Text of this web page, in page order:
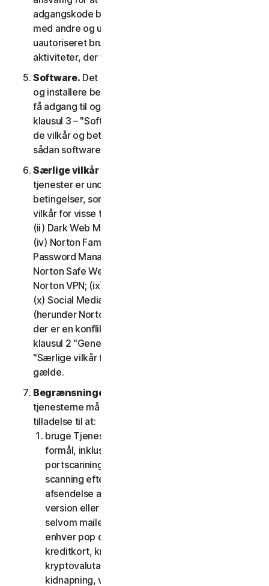
adgangskode beskyttes. Del ikke disse oplysninger
med andre og underret os med det samme om
uautoriseret brug. Du er ansvarlig for alle
aktiviteter, der finder sted på din konto.
Software. Det kan være nødvendigt at downloade
og installere bestemt software på en enhed for at
få adgang til og for at bruge visse tjenester. Se
klausul 3 – "Softwarelicensvilkår" i denne LSA for
de vilkår og betingelser, der gælder for brugen af
sådan software.
Særlige vilkår for visse tjenester.
tjenester er underlagt yderligere vilkår og
betingelser, som er fastsat i klausul 4 – "Særlige
vilkår for visse tjenester" i LSA'en: (i) Cloudbackup;
(ii) Dark Web Monitoring; (iii) Nortons kreditportal;
(iv) Norton Family og Forældrestyring; (v) Norton
Password Manager; (vi) Norton Safe Search og
Norton Safe Web; (vii) Norton Small Business; (viii)
Norton VPN; (ix) Supporttjenester til gendannelse;
(x) Social Media Monitoring og (xi) Teknisk support
(herunder Norton Virus Protection Promise). Hvis
der er en konflikt eller uoverensstemmelse mellem
klausul 2 "Generelle tjenestevilkår", og klausul 4
"Særlige vilkår for visse tjenester", vil klausul 4
gælde.
Begrænsninger.
tjenesterne må du ikke, og du må ikke give andre
tilladelse til at:
bruge Tjenesterne til ulovlige eller bedrageriske
formål, inklusive men ikke begrænset til
portscanning, afsendelse af spam og phishing,
scanning efter åbne relæer eller åbne proxies,
afsendelse af uopfordret mail eller enhver
version eller type mail sendt i store mængder,
selvom mailen dirigeres via tredjepartsservere,
enhver pop op-aktivering, brug af stjålne
kreditkort, kreditkortsvindel, økonomisk svig,
kryptovalutabedrageri, cloaking, afpresning,
kidnapning, voldtægt, mord, salg af stjålne